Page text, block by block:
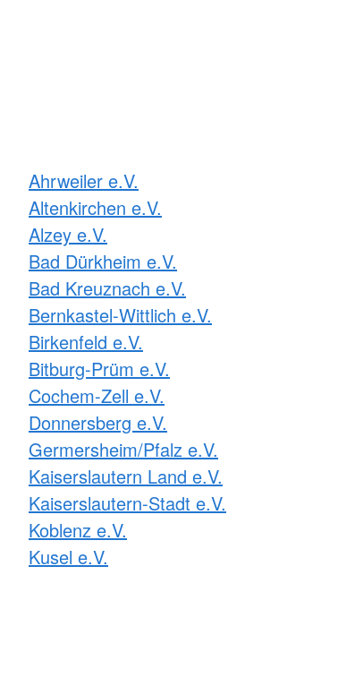
Ahrweiler e.V.
Altenkirchen e.V.
Alzey e.V.
Bad Dürkheim e.V.
Bad Kreuznach e.V.
Bernkastel-Wittlich e.V.
Birkenfeld e.V.
Bitburg-Prüm e.V.
Cochem-Zell e.V.
Donnersberg e.V.
Germersheim/Pfalz e.V.
Kaiserslautern Land e.V.
Kaiserslautern-Stadt e.V.
Koblenz e.V.
Kusel e.V.